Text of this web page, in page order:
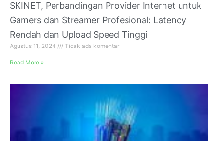
SKINET, Perbandingan Provider Internet untuk
Gamers dan Streamer Profesional: Latency
Rendah dan Upload Speed Tinggi
Agustus 11, 2024 Tidak ada komentar
Read More »